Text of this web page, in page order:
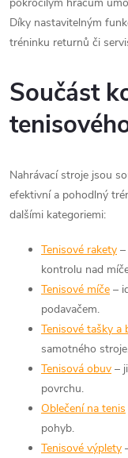
Díky nastavitelným
tréninku returnů či
Součást
Nahrávací stroje jsou
efektivní a pohodlný
dalšími kategoriemi:
Tenisové rakety
kontrolu nad
Tenisové míče –
podavačem.
Tenisové tašky a
samotného
Tenisová obuv –
povrchu.
Oblečení na tenis
pohyb.
Tenisové výplety